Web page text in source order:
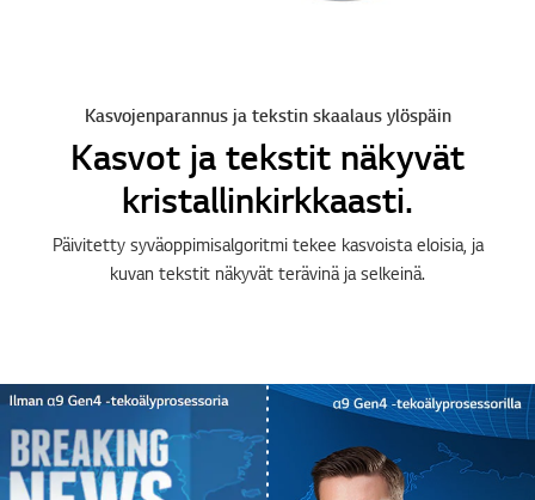
Kasvojenparannus ja tekstin skaalaus ylöspäin
Kasvot ja tekstit näkyvät
kristallinkirkkaasti.
Päivitetty syväoppimisalgoritmi tekee kasvoista eloisia, ja
kuvan tekstit näkyvät terävinä ja selkeinä.